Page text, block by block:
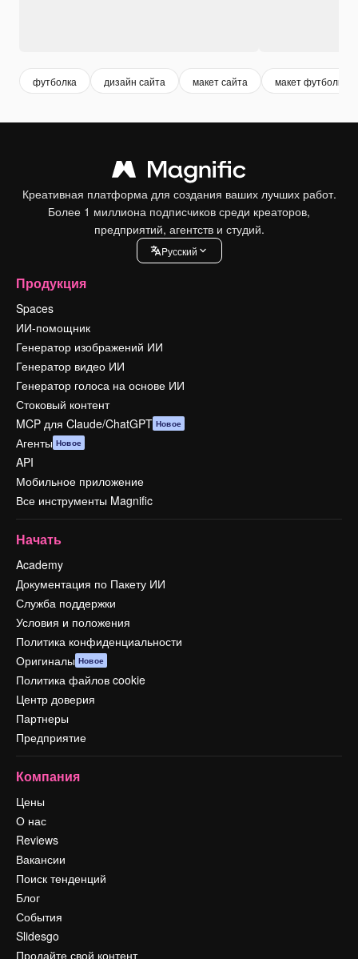
футболка дизайн сайта макет сайта макет футболки
Креативная платформа для создания ваших лучших работ.
Более 1 миллиона подписчиков среди креаторов,
предприятий, агентств и студий.
Pусский
Продукция
Spaces
ИИ-помощник
Генератор изображений ИИ
Генератор видео ИИ
Генератор голоса на основе ИИ
Стоковый контент
MCP для Claude/ChatGPT Новое
Агенты Новое
API
Мобильное приложение
Все инструменты Magnific
Начать
Academy
Документация по Пакету ИИ
Служба поддержки
Условия и положения
Политика конфиденциальности
Оригиналы Новое
Политика файлов cookie
Центр доверия
Партнеры
Предприятие
Компания
Цены
О нас
Reviews
Вакансии
Поиск тенденций
Блог
События
Slidesgo
Продайте свой контент